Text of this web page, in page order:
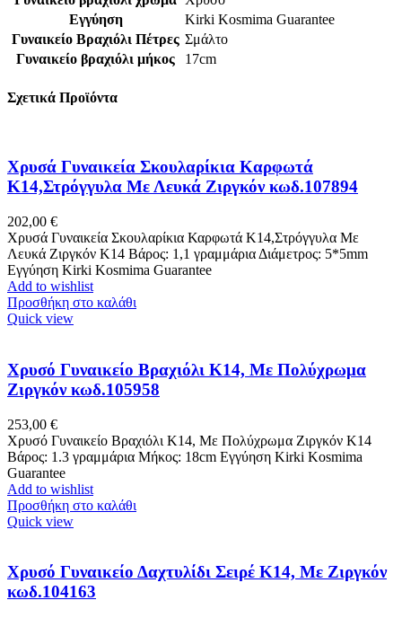
Εγγύηση
Kirki Kosmima Guarantee
Γυναικείο Βραχιόλι Πέτρες Σμάλτο
Γυναικείο βραχιόλι μήκος
17cm
Σχετικά Προϊόντα
Χρυσά Γυναικεία Σκουλαρίκια Καρφωτά
Κ14,Στρόγγυλα Με Λευκά Ζιργκόν κωδ.107894
202,00 €
Χρυσά Γυναικεία Σκουλαρίκια Καρφωτά Κ14,Στρόγγυλα Με
Λευκά Ζιργκόν K14 Βάρος: 1,1 γραμμάρια Διάμετρος: 5*5mm
Εγγύηση Kirki Kosmima Guarantee
Add to wishlist
Προσθήκη στο καλάθι
Quick view
Χρυσό Γυναικείο Βραχιόλι Κ14, Με Πολύχρωμα
Ζιργκόν κωδ.105958
253,00 €
Χρυσό Γυναικείο Βραχιόλι Κ14, Με Πολύχρωμα Ζιργκόν Κ14
Βάρος: 1.3 γραμμάρια Μήκος: 18cm Εγγύηση Kirki Kosmima
Guarantee
Add to wishlist
Προσθήκη στο καλάθι
Quick view
Χρυσό Γυναικείο Δαχτυλίδι Σειρέ Κ14, Με Ζιργκόν
κωδ.104163